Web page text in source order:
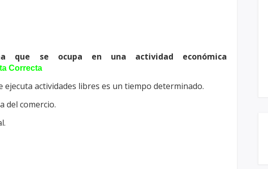
que se ocupa en una actividad económica
Correcta
ejecuta actividades libres es un tiempo determinado.
del comercio.